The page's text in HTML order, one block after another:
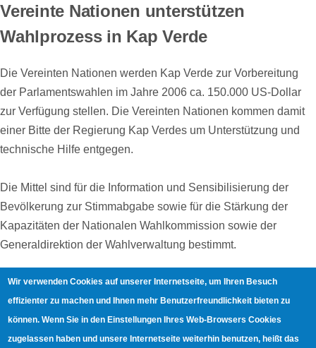
Vereinte Nationen unterstützen
Wahlprozess in Kap Verde
Die Vereinten Nationen werden Kap Verde zur Vorbereitung
der Parlamentswahlen im Jahre 2006 ca. 150.000 US-Dollar
zur Verfügung stellen. Die Vereinten Nationen kommen damit
einer Bitte der Regierung Kap Verdes um Unterstützung und
technische Hilfe entgegen.
Die Mittel sind für die Information und Sensibilisierung der
Bevölkerung zur Stimmabgabe sowie für die Stärkung der
Kapazitäten der Nationalen Wahlkommission sowie der
Generaldirektion der Wahlverwaltung bestimmt.
Seitennummerierung
Erste
Seite
Vorherige
Seite
…
Page
52
Page
53
Page
54
Page
55
Page
56
Page
57
Page Page Page NächsteLetzte
Wir verwenden Cookies auf unserer Internetseite, um Ihren Besuch
effizienter zu machen und Ihnen mehr Benutzerfreundlichkeit bieten zu
können. Wenn Sie in den Einstellungen Ihres Web-Browsers Cookies
zugelassen haben und unsere Internetseite weiterhin benutzen, heißt das